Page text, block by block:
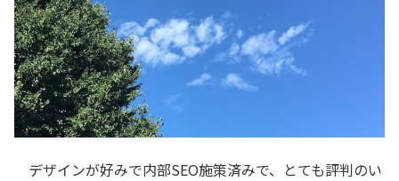
デザインが好みで内部SEO施策済みで、とても評判のい